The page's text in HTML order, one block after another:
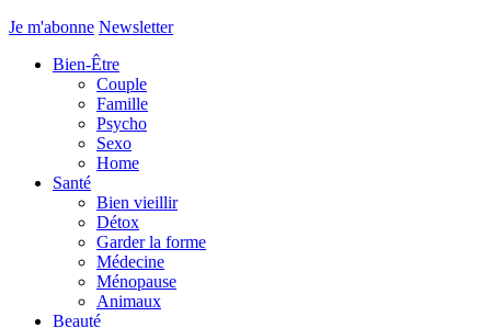
Je m'abonne Newsletter
Bien-Être
Couple
Famille
Psycho
Sexo
Home
Santé
Bien vieillir
Détox
Garder la forme
Médecine
Ménopause
Animaux
Beauté